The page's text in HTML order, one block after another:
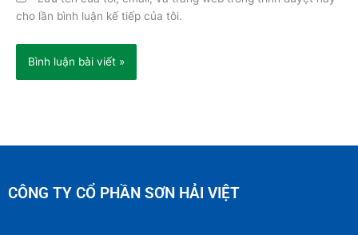
cho lần bình luận kế tiếp của tôi.
CÔNG TY CỔ PHẦN SƠN HẢI VIỆT